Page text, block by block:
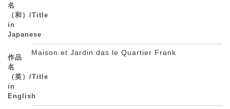
名
（和）/Title
in
Japanese
作品
名
（英）/Title
in
English
Maison et Jardin das le Quartier Frank